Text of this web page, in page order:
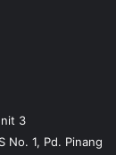
3
No. 1, Pd. Pinang